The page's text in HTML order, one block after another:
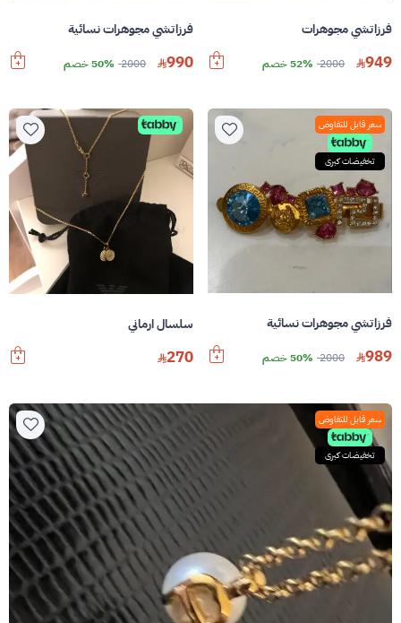
فرزاتشي مجوهرات
949
2000 52% خصم
فرزاتشي مجوهرات نسائية
990
2000 50% خصم
سعر قابل للتفاوض
تخفيضات كبرى
فرزاتشي مجوهرات نسائية
989
2000 50% خصم
سلسال ارماني
270
سعر قابل للتفاوض
تخفيضات كبرى